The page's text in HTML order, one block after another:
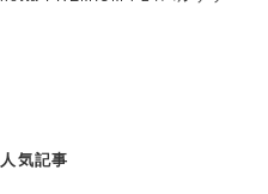
人気記事